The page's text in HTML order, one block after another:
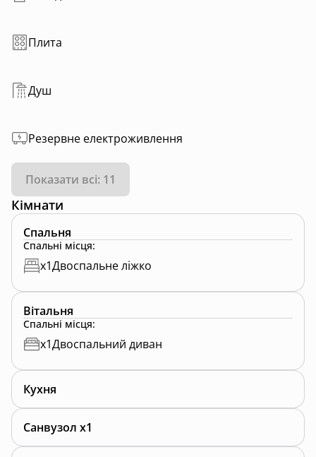
Плита
Душ
Резервне електроживлення
Показати всі: 11
Кімнати
Спальня
Спальні місця:
x1Двоспальне ліжко
Вітальня
Спальні місця:
x1Двоспальний диван
Кухня
Санвузол x1